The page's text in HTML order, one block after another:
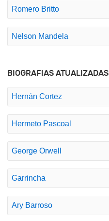
Romero Britto
Nelson Mandela
BIOGRAFIAS ATUALIZADAS
Hernán Cortez
Hermeto Pascoal
George Orwell
Garrincha
Ary Barroso